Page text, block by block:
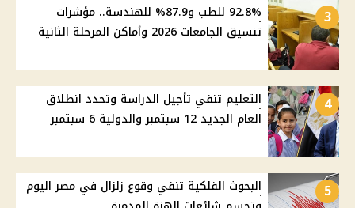
3
92.8% للطب و87.9% للهندسة.. مؤشرات
تنسيق الجامعات 2026 وأماكن المرحلة الثانية
4
التعليم تنفي تأجيل الدراسة وتحدد انطلاق
العام الجديد 12 سبتمبر والدولية 6 سبتمبر
5
البحوث الفلكية تنفي وقوع زلزال في مصر اليوم